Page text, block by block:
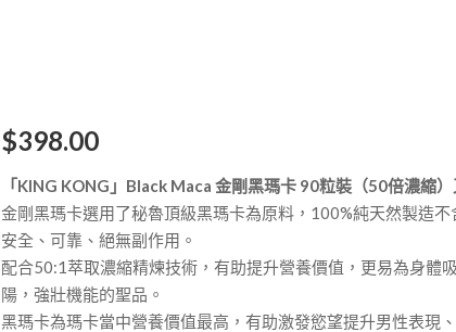
$398.00
「KING KONG」Black Maca 金剛黑瑪卡 90粒裝（50倍濃縮
金剛黑瑪卡選用了秘魯頂級黑瑪卡為原料，100%純天然製造不
安全、可靠、絕無副作用。
配合50:1萃取濃縮精煉技術，有助提升營養價值，更易為身體
陽，強壯機能的聖品。
黑瑪卡為瑪卡當中營養價值最高，有助激發慾望提升男性表現